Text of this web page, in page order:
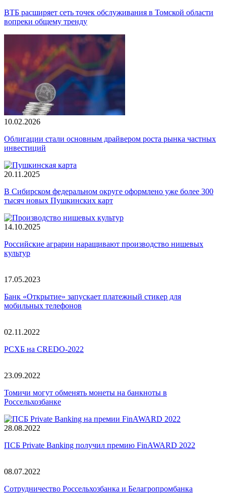
ВТБ расширяет сеть точек обслуживания в Томской области
вопреки общему тренду
10.02.2026
Облигации стали основным драйвером роста рынка частных
инвестиций
20.11.2025
В Сибирском федеральном округе оформлено уже более 300
тысяч новых Пушкинских карт
14.10.2025
Российские аграрии наращивают производство нишевых
культур
17.05.2023
Банк «Открытие» запускает платежный стикер для
мобильных телефонов
02.11.2022
РСХБ на CREDO-2022
23.09.2022
Томичи могут обменять монеты на банкноты в
Россельхозбанке
28.08.2022
ПСБ Private Banking получил премию FinAWARD 2022
08.07.2022
Сотрудничество Россельхозбанка и Белагропромбанка